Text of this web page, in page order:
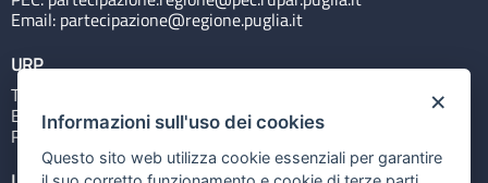
Email: partecipazione@regione.puglia.it
URP
Tel: 800713939
Email:quiregione@regione.puglia.it
Rubrica
×
Informazioni sull'uso dei cookies
Questo sito web utilizza cookie essenziali per garantire